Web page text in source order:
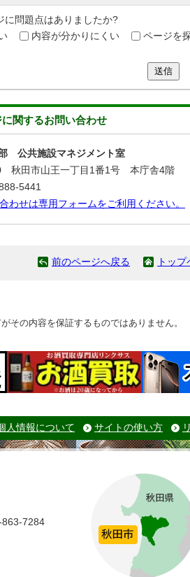
に問題点はありましたか?
内容が分かりにくい ページを
送信
関するお問い合わせ
公共施設マネジメント室
秋田市山王一丁目1番1号 本庁舎4階
5441
わせは専用フォームをご利用ください。
前のページへ戻る トッ
その内容を保証するものではありません。
人情報について サイトの使い方
7284